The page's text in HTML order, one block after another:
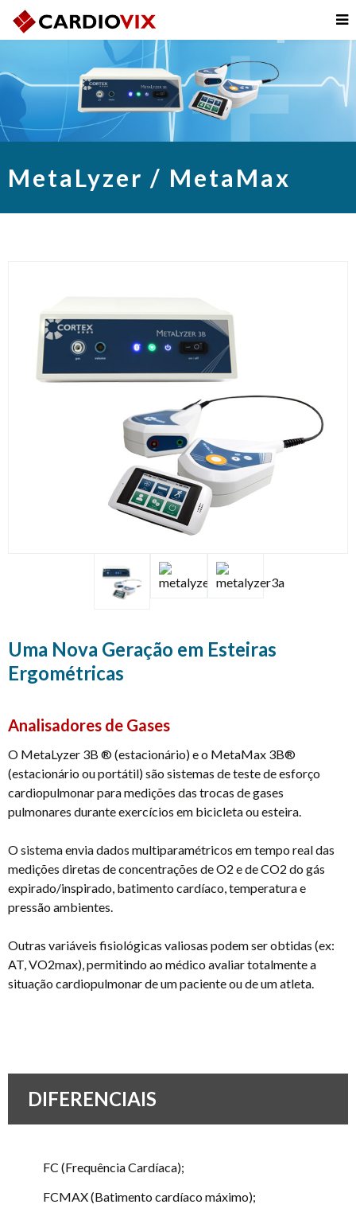
MetaLyzer / MetaMax
Uma Nova Geração em Esteiras
Ergométricas
Analisadores de Gases
O MetaLyzer 3B ® (estacionário) e o MetaMax 3B®
(estacionário ou portátil) são sistemas de teste de esforço
cardiopulmonar para medições das trocas de gases
pulmonares durante exercícios em bicicleta ou esteira.
O sistema envia dados multiparamétricos em tempo real das
medições diretas de concentrações de O2 e de CO2 do gás
expirado/inspirado, batimento cardíaco, temperatura e
pressão ambientes.
Outras variáveis fisiológicas valiosas podem ser obtidas (ex:
AT, VO2max), permitindo ao médico avaliar totalmente a
situação cardiopulmonar de um paciente ou de um atleta.
DIFERENCIAIS
FC (Frequência Cardíaca);
FCMAX (Batimento cardíaco máximo);